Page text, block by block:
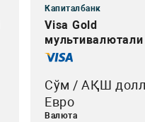
Капиталбанк
Visa Gold
мультивалютали
Сўм / АҚШ
Евро
Валюта